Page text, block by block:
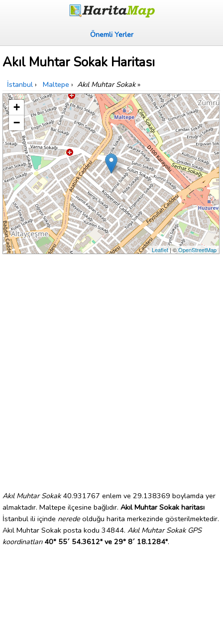
Önemli Yerler
Akıl Muhtar Sokak Haritası
İstanbul › Maltepe › Akıl Muhtar Sokak»
+
−
Leaflet| ©OpenStreetMap
Akıl Muhtar Sokak40.931767 enlem ve 29.138369 boylamda yer
almaktadır. Maltepe ilçesine bağlıdır. Akıl Muhtar Sokak haritası
İstanbul ili içinde nerede olduğu harita merkezinde gösterilmektedir.
Akıl Muhtar Sokak posta kodu 34844. Akıl Muhtar Sokak GPS
koordinatları 40° 55´ 54.3612" ve 29° 8´ 18.1284".